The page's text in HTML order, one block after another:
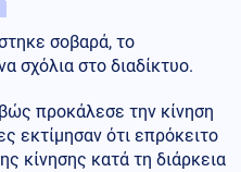
σοβαρά, το
σχόλια στο διαδίκτυο.
προκάλεσε την κίνηση
εκτίμησαν ότι επρόκειτο
κίνησης κατά τη διάρκεια